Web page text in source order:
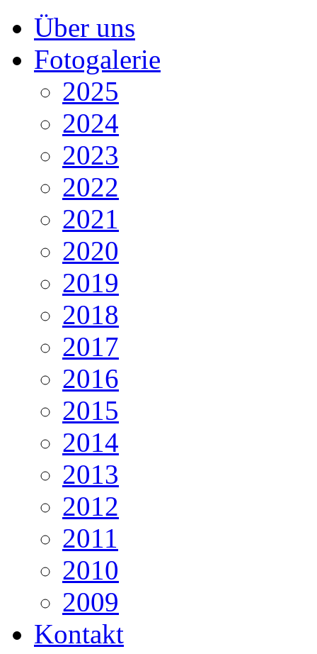
Über uns
Fotogalerie
2025
2024
2023
2022
2021
2020
2019
2018
2017
2016
2015
2014
2013
2012
2011
2010
2009
Kontakt